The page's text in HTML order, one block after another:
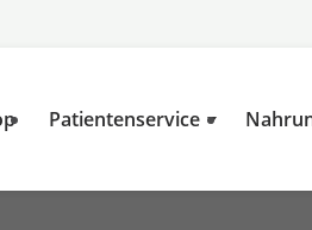
Patientenservice